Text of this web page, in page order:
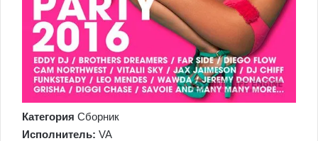
Категория Сборник
Исполнитель: VA